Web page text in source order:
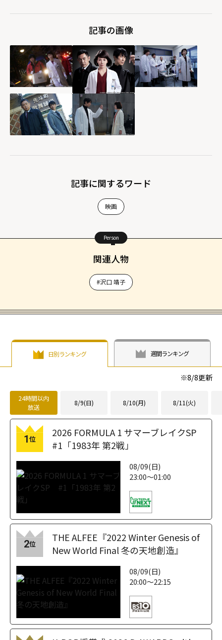
記事の画像
記事に関するワード
映画
Person
関連人物
#沢口 靖子
日別ランキング 週間ランキング
※8/8更新
24時間以内
放送
8/9(日) 8/10(月) 8/11(火)
1位
2026 FORMULA 1 サマーブレイクSP
#1「1983年 第2戦」
08/09(日)
23:00～01:00
2位
THE ALFEE『2022 Winter Genesis of
New World Final 冬の天地創造』
08/09(日)
20:00～22:15